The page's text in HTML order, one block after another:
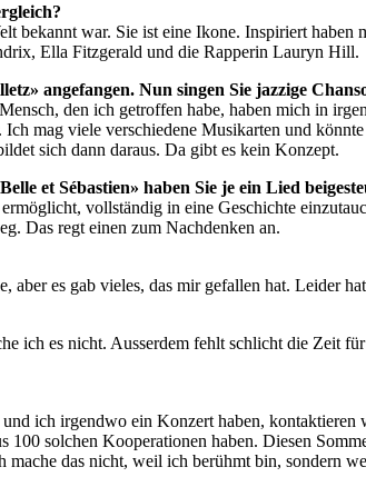
bekannt war. Sie ist eine Ikone. Inspiriert
Ella Fitzgerald und die Rapperin Lauryn Hill.
angefangen. Nun singen Sie jazzige
den ich getroffen habe, haben mich in
mag viele verschiedene Musikarten und
sich dann daraus. Da gibt es kein Konzept.
et Sébastien» haben Sie je ein Lied
vollständig in eine Geschichte
Das regt einen zum Nachdenken an.
es gab vieles, das mir gefallen hat. Leider
ich es nicht. Ausserdem fehlt schlicht die Zeit
ich irgendwo ein Konzert haben,
solchen Kooperationen haben. Diesen
das nicht, weil ich berühmt bin, sondern